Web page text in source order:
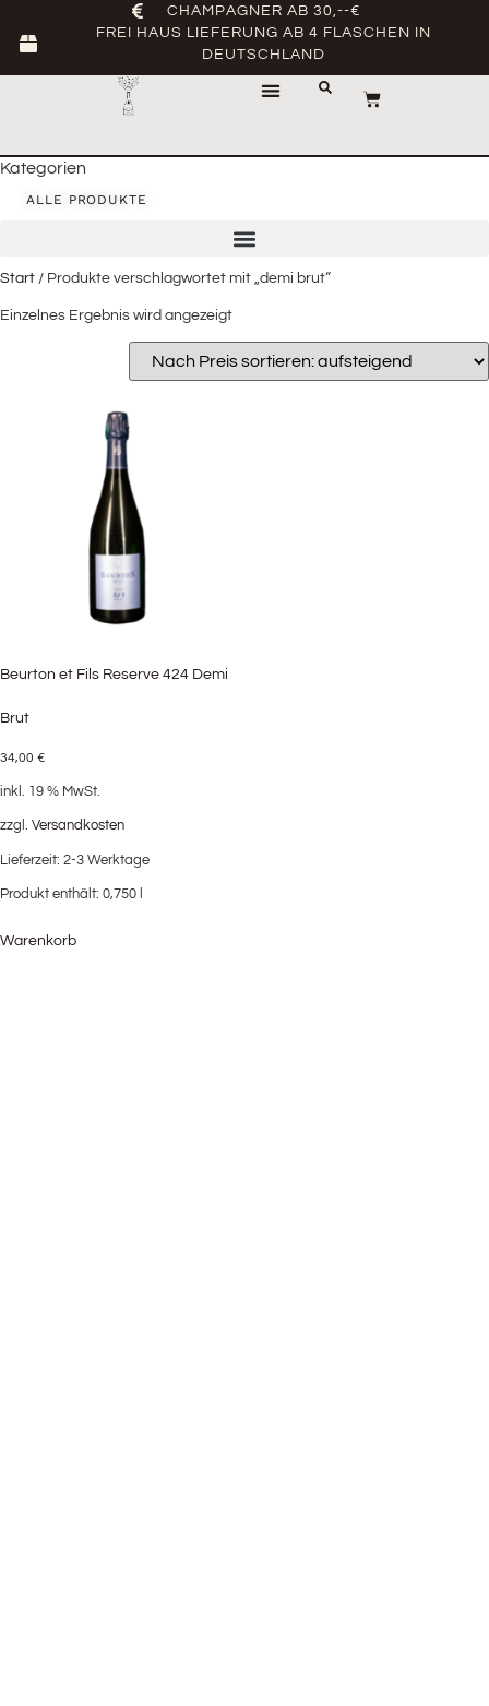
CHAMPAGNER AB 30,--€
FREI HAUS LIEFERUNG AB 4 FLASCHEN IN
DEUTSCHLAND
Kategorien
ALLE PRODUKTE
Start / Produkte verschlagwortet mit „demi brut“
Einzelnes Ergebnis wird angezeigt
Beurton et Fils Reserve 424 Demi
Brut
34,00 €
inkl. 19 % MwSt.
zzgl. Versandkosten
Lieferzeit: 2-3 Werktage
Produkt enthält: 0,750
Warenkorb